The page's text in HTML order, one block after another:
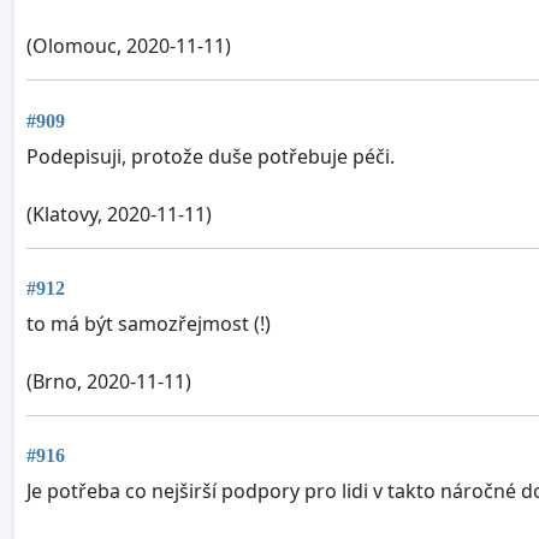
(Olomouc, 2020-11-11)
#909
Podepisuji, protože duše potřebuje péči.
(Klatovy, 2020-11-11)
#912
to má být samozřejmost (!)
(Brno, 2020-11-11)
#916
Je potřeba co nejširší podpory pro lidi v takto náročné